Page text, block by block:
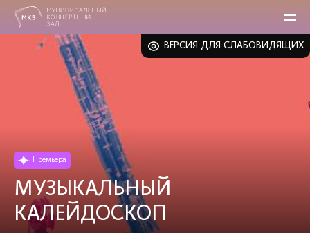
ВЕРСИЯ ДЛЯ СЛАБОВИДЯЩИХ
Премьера
МУЗЫКАЛЬНЫЙ
КАЛЕЙДОСКОП